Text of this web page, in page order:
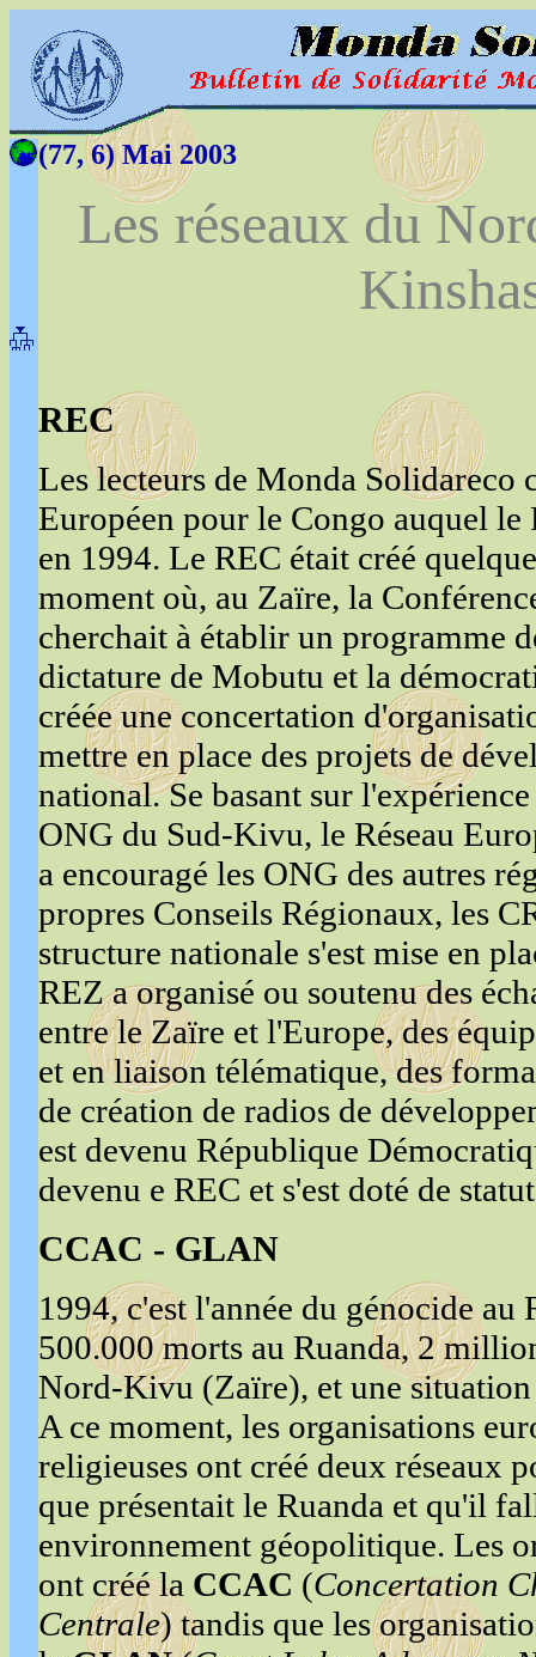
(77, 6) Mai 2003
Les réseaux du
REC
Les lecteurs de Monda Solidareco
Européen pour le Congo auquel le
en 1994. Le REC était créé
moment où, au Zaïre, la
cherchait à établir un programme
dictature de Mobutu et la
créée une concertation
mettre en place des projets de
national. Se basant sur
ONG du Sud-Kivu, le Réseau
a encouragé les ONG des autres
propres Conseils Régionaux, les
structure nationale s'est mise en
REZ a organisé ou soutenu des
entre le Zaïre et l'Europe, des
et en liaison télématique, des
de création de radios de
est devenu République
devenu e REC et s'est doté de
CCAC - GLAN
1994, c'est l'année du génocide au
500.000 morts au Ruanda, 2
Nord-Kivu (Zaïre), et une
A ce moment, les organisations
religieuses ont créé deux réseaux
que présentait le Ruanda et qu'il
environnement géopolitique. Les
ont créé la CCAC (Concertation
Centrale) tandis que les